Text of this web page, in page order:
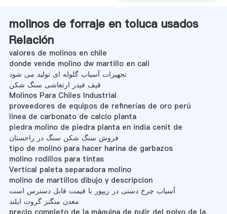
molinos de forraje en toluca usados
Relación
valores de molinos en chile
donde vende molino dw martillo en cali
تجهیزات آسیاب گلوله ای تولید می شود
قیف فیدر ارتعاشی سنگ شکن
Molinos Para Chiles Industrial
proveedores de equipos de refinerías de oro perú
linea de carbonato de calcio planta
piedra molino de piedra planta en india cenit de
فروش سنگ شکن سنگ در راجستان
tipo de molino para hacer harina de garbazos
molino rodillos para tintas
Vertical paleta separadora molino
molino de martillos dibujo y descripcion
آسیاب چرخ دستی در ریپور با قیمت قابل دسترس است
معدن منگنز گروت ایلند
precio completo de la máquina de pulir del polvo de la